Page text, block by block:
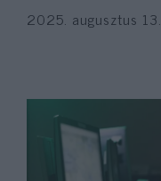
2025. augusztus 13.